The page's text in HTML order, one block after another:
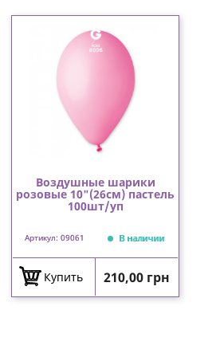
Воздушные шарики
розовые 10"(26см) пастель
100шт/уп
Артикул: 09061 В наличии
Купить Цена
210,00 грн